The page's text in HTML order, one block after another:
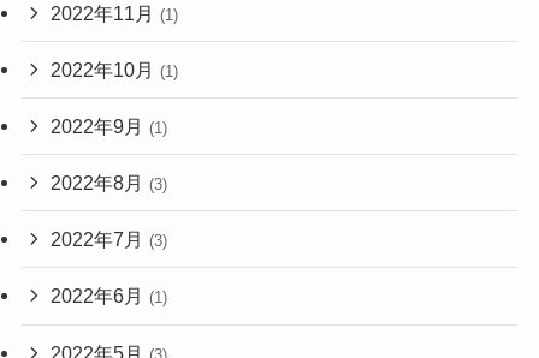
2022年11月 (1)
2022年10月 (1)
2022年9月 (1)
2022年8月 (3)
2022年7月 (3)
2022年6月 (1)
2022年5月